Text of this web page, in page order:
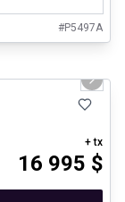
#P5497A
Next
16 995 $
+ tx